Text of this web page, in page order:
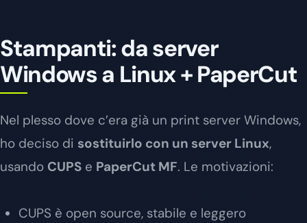
Stampanti: da server
Windows a Linux + PaperCut
Nel plesso dove c’era già un print server Windows,
ho deciso di sostituirlo con un server Linux,
usando CUPS e PaperCut MF. Le motivazioni:
CUPS è open source, stabile e leggero